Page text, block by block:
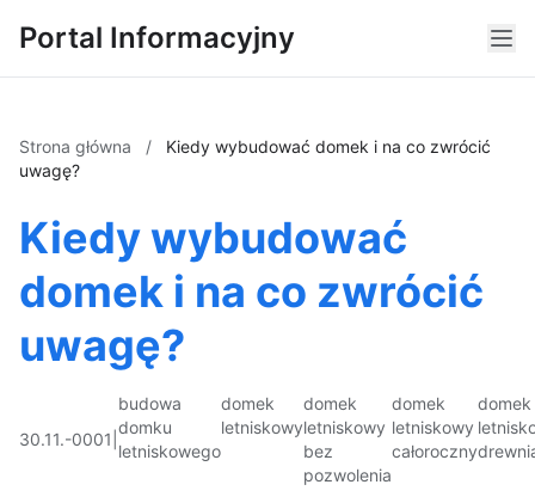
Portal Informacyjny
Strona główna /
Kiedy wybudować domek i na co zwrócić
uwagę?
Kiedy wybudować
domek i na co zwrócić
uwagę?
30.11.-0001
budowa
domku
letniskowego
domek
letniskowy
domek
letniskowy
bez
pozwolenia
domek
letniskowy
całoroczny
domek